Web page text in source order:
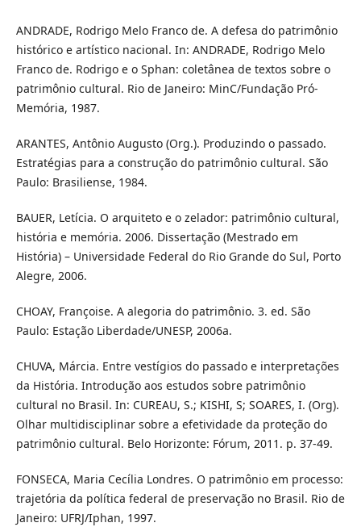
ANDRADE, Rodrigo Melo Franco de. A defesa do patrimônio
histórico e artístico nacional. In: ANDRADE, Rodrigo Melo
Franco de. Rodrigo e o Sphan: coletânea de textos sobre o
patrimônio cultural. Rio de Janeiro: MinC/Fundação Pró-
Memória, 1987.
ARANTES, Antônio Augusto (Org.). Produzindo o passado.
Estratégias para a construção do patrimônio cultural. São
Paulo: Brasiliense, 1984.
BAUER, Letícia. O arquiteto e o zelador: patrimônio cultural,
história e memória. 2006. Dissertação (Mestrado em
História) – Universidade Federal do Rio Grande do Sul, Porto
Alegre, 2006.
CHOAY, Françoise. A alegoria do patrimônio. 3. ed. São
Paulo: Estação Liberdade/UNESP, 2006a.
CHUVA, Márcia. Entre vestígios do passado e interpretações
da História. Introdução aos estudos sobre patrimônio
cultural no Brasil. In: CUREAU, S.; KISHI, S; SOARES, I. (Org).
Olhar multidisciplinar sobre a efetividade da proteção do
patrimônio cultural. Belo Horizonte: Fórum, 2011. p. 37-49.
FONSECA, Maria Cecília Londres. O patrimônio em processo:
trajetória da política federal de preservação no Brasil. Rio de
Janeiro: UFRJ/Iphan, 1997.